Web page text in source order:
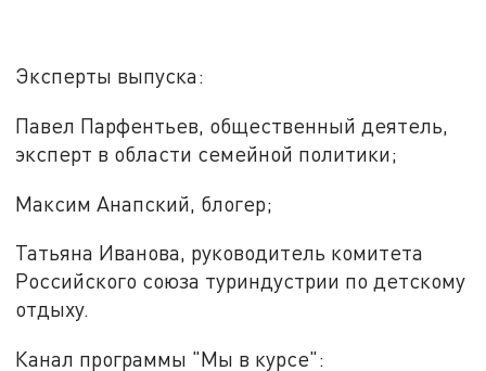
Эксперты выпуска:
Павел Парфентьев, общественный деятель,
эксперт в области семейной политики;
Максим Анапский, блогер;
Татьяна Иванова, руководитель комитета
Российского союза туриндустрии по детскому
отдыху.
Канал программы "Мы в курсе":